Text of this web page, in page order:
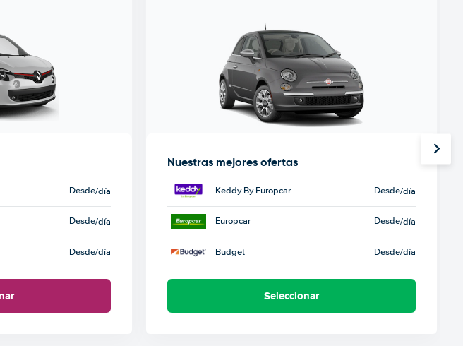
Desde/día
Desde/día
Desde/día
Nuestras mejores ofertas
Keddy By Europcar Desde/día
Europcar Desde/día
Budget Desde/día
Seleccionar